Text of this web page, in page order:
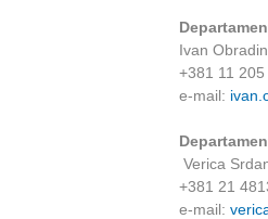
Ivan
+381 11
e-mail:
Verica
+381 21
e-mail: